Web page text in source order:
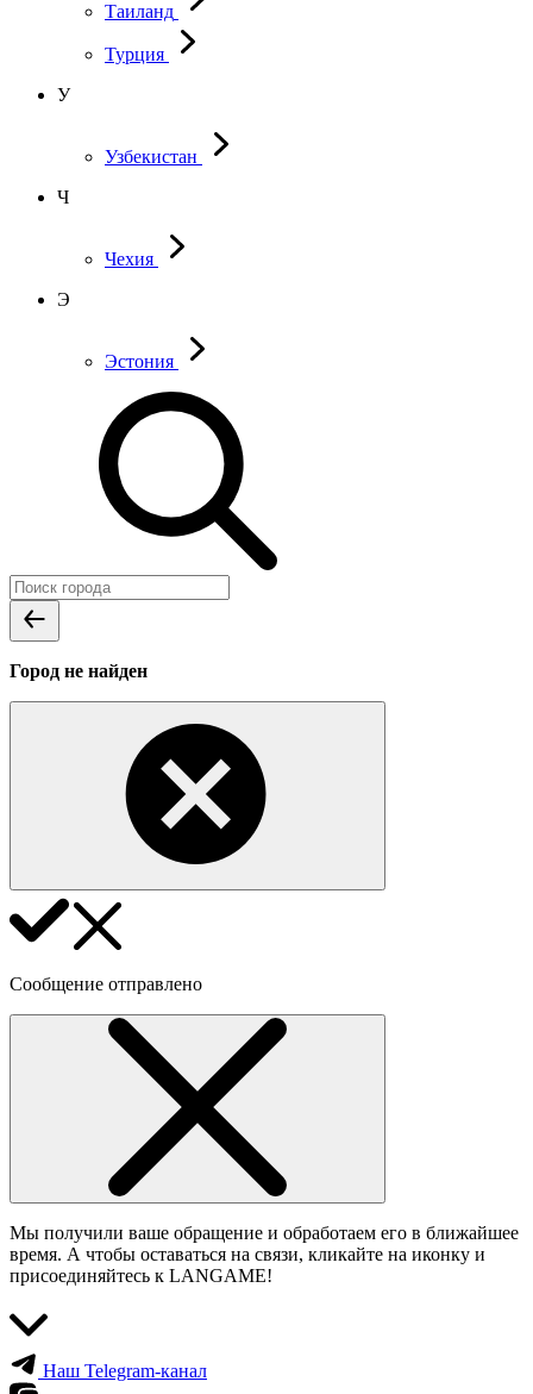
Таиланд
Турция
У
Узбекистан
Ч
Чехия
Э
Эстония
Город не найден
Сообщение отправлено
Мы получили ваше обращение и обработаем его в ближайшее
время. А чтобы оставаться на связи, кликайте на иконку и
присоединяйтесь к LANGAME!
Наш Telegram-канал